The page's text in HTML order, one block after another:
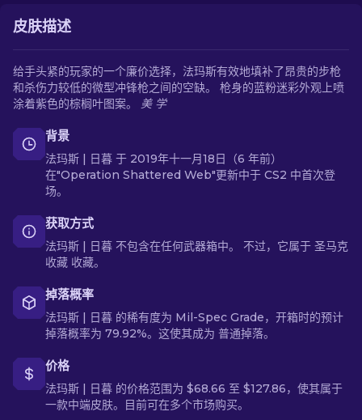
皮肤描述
给手头紧的玩家的一个廉价选择，法玛斯有效地填补了昂贵的步枪
和杀伤力较低的微型冲锋枪之间的空缺。 枪身的蓝粉迷彩外观上喷
涂着紫色的棕榈叶图案。
美 学
背景
法玛斯 | 日暮 于 2019年十一月18日（6 年前）
在"Operation Shattered Web"更新中于 CS2 中首次登
场。
获取方式
法玛斯 | 日暮 不包含在任何武器箱中。 不过，它属于 圣马克
收藏 收藏。
掉落概率
法玛斯 | 日暮 的稀有度为 Mil-Spec Grade，开箱时的预计
掉落概率为 79.92%。这使其成为 普通掉落。
价格
法玛斯 | 日暮 的价格范围为 $68.66 至 $127.86，使其属于
一款中端皮肤。目前可在多个市场购买。